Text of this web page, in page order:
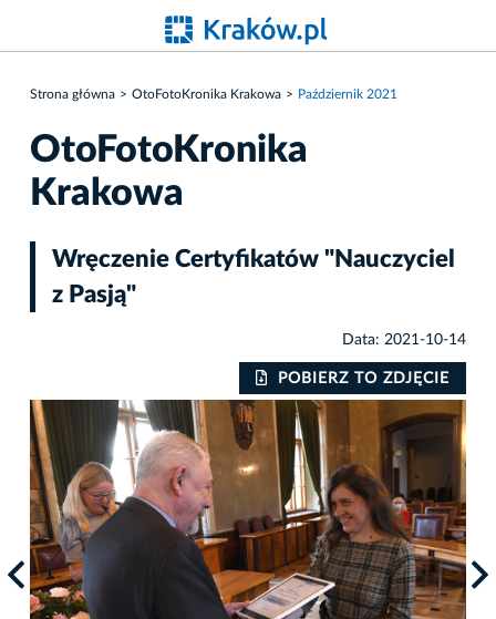
Strona główna OtoFotoKronika Krakowa Październik 2021
OtoFotoKronika
Krakowa
Wręczenie Certyfikatów "Nauczyciel
z Pasją"
Data: 2021-10-14
POBIERZ TO ZDJĘCIE